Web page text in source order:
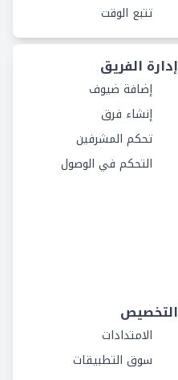
تتبع الوقت
إدارة الفريق
إضافة ضيوف
إنشاء فرق
تحكم المشرفين
التحكم في الوصول
التخصيص
الامتدادات
سوق التطبيقات